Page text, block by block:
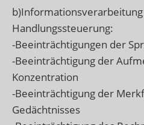
Handlungssteuerung:
-Beeinträchtigungen der
-Beeinträchtigung der
Konzentration
-Beeinträchtigung der
Gedächtnisses